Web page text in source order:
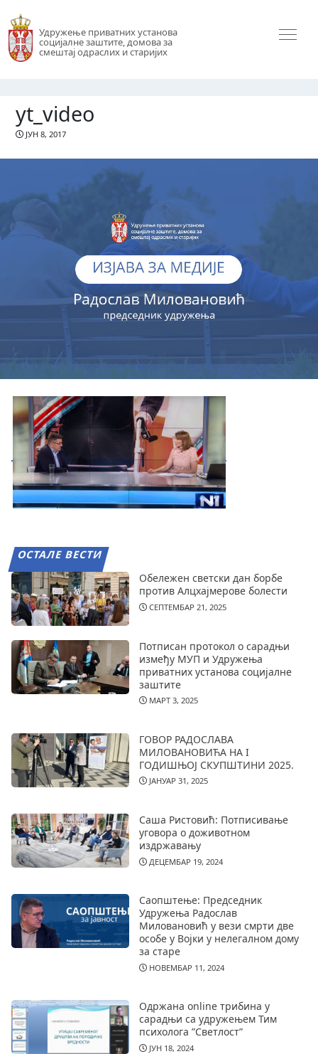
Удружење приватних установа
социјалне заштите, домова за
смештај одраслих и старијих
yt_video
ЈУН 8, 2017
ОСТАЛЕ ВЕСТИ
Обележен светски дан борбе
против Алцхајмерове болести
СЕПТЕМБАР 21, 2025
Потписан протокол о сарадњи
између МУП и Удружења
приватних установа социјалне
заштите
МАРТ 3, 2025
ГОВОР РАДОСЛАВА
МИЛОВАНОВИЋА НА I
ГОДИШЊОЈ СКУПШТИНИ 2025.
ЈАНУАР 31, 2025
Саша Ристовић: Потписивање
уговора о доживотном
издржавању
ДЕЦЕМБАР 19, 2024
Саопштење: Председник
Удружења Радослав
Миловановић у вези смрти две
особе у Војки у нелегалном дому
за старе
НОВЕМБАР 11, 2024
Одржана online трибина у
сарадњи са удружењем Тим
психолога ”Светлост”
ЈУН 18, 2024